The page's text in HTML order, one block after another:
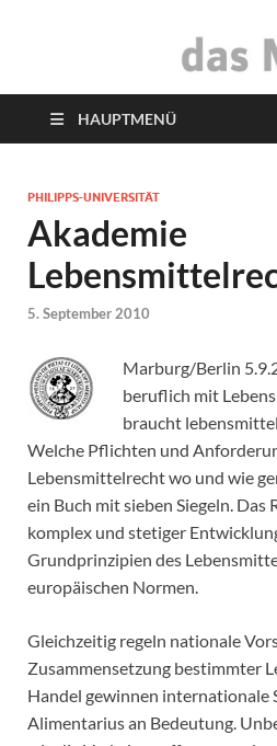
das
HAUPTMENÜ
PHILIPPS-UNIVERSITÄT
Akademie
5. September 2010
Marburg/Berlin
beruflich mit
braucht
Welche Pflichten und
Lebensmittelrecht wo und wie
ein Buch mit sieben Siegeln. Das
komplex und stetiger
Grundprinzipien des
europäischen Normen.
Gleichzeitig regeln nationale
Zusammensetzung bestimmter
Handel gewinnen internationale
Alimentarius an Bedeutung.